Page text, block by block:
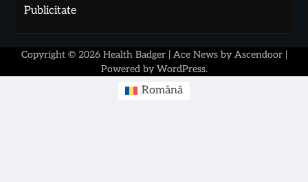
Publicitate
Copyright © 2026 Health Badger| Ace News by Ascendoor|
Powered by WordPress.
Română